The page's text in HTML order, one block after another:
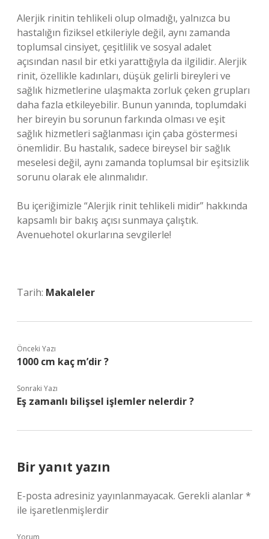
Alerjik rinitin tehlikeli olup olmadığı, yalnızca bu
hastalığın fiziksel etkileriyle değil, aynı zamanda
toplumsal cinsiyet, çeşitlilik ve sosyal adalet
açısından nasıl bir etki yarattığıyla da ilgilidir. Alerjik
rinit, özellikle kadınları, düşük gelirli bireyleri ve
sağlık hizmetlerine ulaşmakta zorluk çeken grupları
daha fazla etkileyebilir. Bunun yanında, toplumdaki
her bireyin bu sorunun farkında olması ve eşit
sağlık hizmetleri sağlanması için çaba göstermesi
önemlidir. Bu hastalık, sadece bireysel bir sağlık
meselesi değil, aynı zamanda toplumsal bir eşitsizlik
sorunu olarak ele alınmalıdır.
Bu içeriğimizle “Alerjik rinit tehlikeli midir” hakkında
kapsamlı bir bakış açısı sunmaya çalıştık.
Avenuehotel okurlarına sevgilerle!
Tarih: Makaleler
Önceki Yazı
1000 cm kaç m’dir ?
Sonraki Yazı
Eş zamanlı bilişsel işlemler nelerdir ?
Bir yanıt yazın
E-posta adresiniz yayınlanmayacak. Gerekli alanlar*
ile işaretlenmişlerdir
Yorum